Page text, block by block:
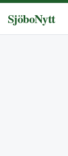
SjöboNytt